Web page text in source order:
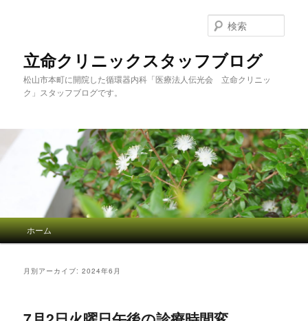
立命クリニックスタッフブログ
松山市本町に開院した循環器内科「医療法人伝光会 立命クリニッ
ク」スタッフブログです。
索
メインメニュー
メインコンテンツへ移動
サブコンテンツへ移動
ホーム
月別アーカイブ:2024年6月